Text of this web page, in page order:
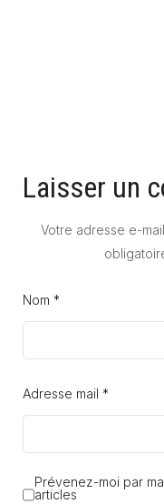
Laisser un
Votre adresse e-
Nom *
Adresse mail *
Prévenez-moi par
articles